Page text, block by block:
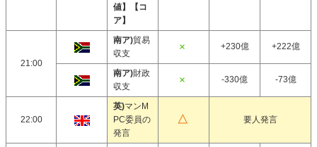
値】【コ
ア】
21:00
南ア)貿易
収支
+230億 +222億
南ア)財政
収支
-330億 -73億
22:00
英)マンM
PC委員の
発言
要人発言